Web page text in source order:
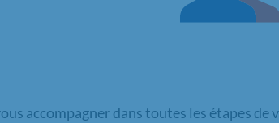
accompagner dans toutes les étapes de